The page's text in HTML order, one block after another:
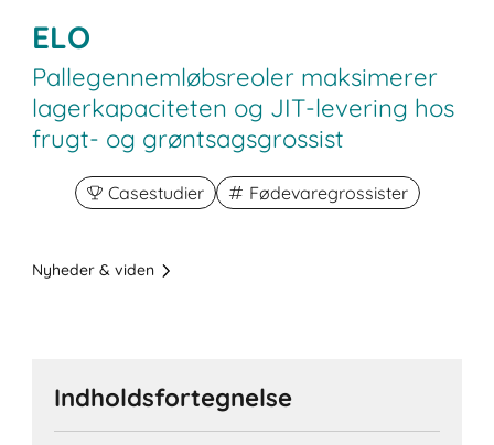
ELO
Pallegennemløbsreoler maksimerer
lagerkapaciteten og JIT-levering hos
frugt- og grøntsagsgrossist
Casestudier Fødevaregrossister
Nyheder & viden
Indholdsfortegnelse